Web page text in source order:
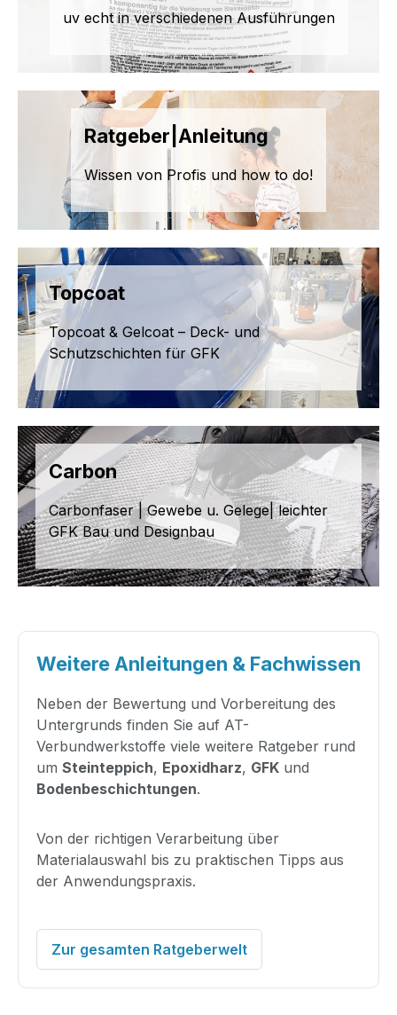
uv echt in verschiedenen Ausführungen
Ratgeber|Anleitung
Wissen von Profis und how to do!
Topcoat
Topcoat & Gelcoat – Deck- und
Schutzschichten für GFK
Carbon
Carbonfaser | Gewebe u. Gelege| leichter
GFK Bau und Designbau
Weitere Anleitungen & Fachwissen
Neben der Bewertung und Vorbereitung des
Untergrunds finden Sie auf AT-
Verbundwerkstoffe viele weitere Ratgeber rund
um Steinteppich, Epoxidharz, GFK und
Bodenbeschichtungen.
Von der richtigen Verarbeitung über
Materialauswahl bis zu praktischen Tipps aus
der Anwendungspraxis.
Zur gesamten Ratgeberwelt